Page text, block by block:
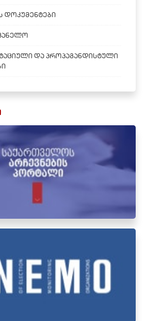
დოკუმენტები
და პროპაგანდისტული